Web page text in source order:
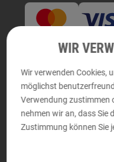
WIR
Wir verwenden Cookies,
möglichst
Verwendung zustimmen
nehmen wir an, dass Sie
Zustimmung können Sie